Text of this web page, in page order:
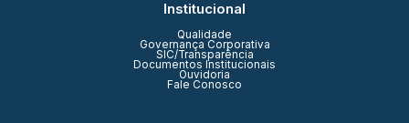
Institucional
Qualidade
Governança Corporativa
SIC/Transparência
Documentos Institucionais
Ouvidoria
Fale Conosco